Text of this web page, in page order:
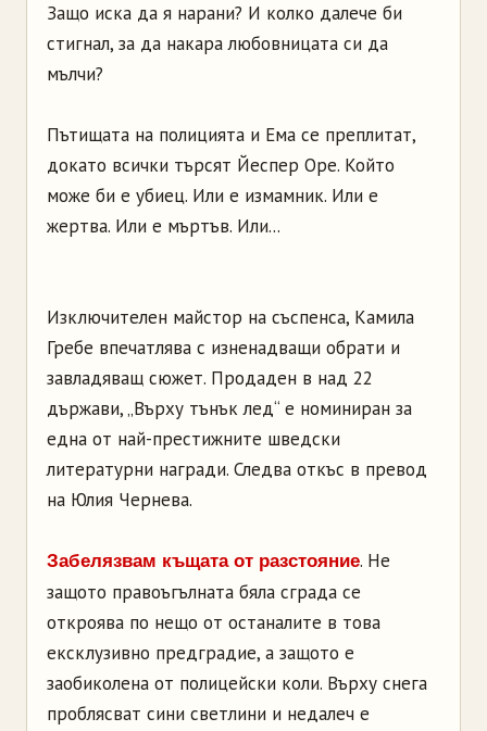
Защо иска да я нарани? И колко далече би
стигнал, за да накара любовницата си да
мълчи?
Пътищата на полицията и Ема се преплитат,
докато всички търсят Йеспер Оре. Който
може би е убиец. Или е измамник. Или е
жертва. Или е мъртъв. Или...
Изключителен майстор на съспенса, Камила
Гребе впечатлява с изненадващи обрати и
завладяващ сюжет. Продаден в над 22
държави, „Върху тънък лед“ е номиниран за
една от най-престижните шведски
литературни награди. Следва откъс в превод
на Юлия Чернева.
Забелязвам къщата от разстояние. Не
защото правоъгълната бяла сграда се
откроява по нещо от останалите в това
ексклузивно предградие, а защото е
заобиколена от полицейски коли. Върху снега
проблясват сини светлини и недалеч е